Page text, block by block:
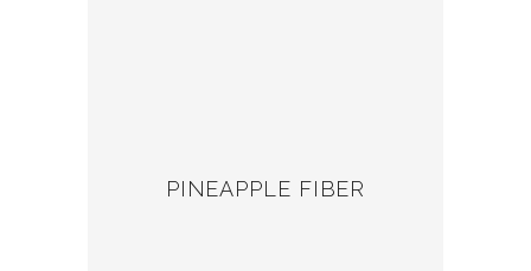
PINEAPPLE FIBER